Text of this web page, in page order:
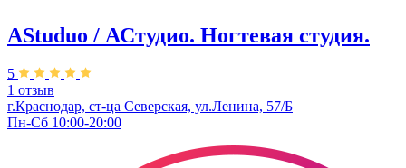
AStuduo / АСтудио. Ногтевая студия.
5
1 отзыв
г.Краснодар, ст-ца Северская, ул.Ленина, 57/Б
Пн-Сб 10:00-20:00